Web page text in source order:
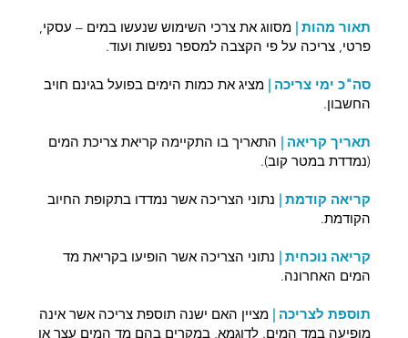
תאור מהות |מסווג את צרכי השימוש שנעשו במים – עסקי,
פרטי, צריכה על פי הקצבה למספר נפשות ועוד.
סה"כ ימי צריכה |מציג את כמות הימים בפועל בגינם חויב
החשבון.
תאריך קריאה | התאריך בו התקיימה קריאת צריכת המים
(נמדדת במטר קוב).
קריאה קודמת | נתוני הצריכה אשר נמדדו בתקופת החיוב
הקודמת.
קריאה נוכחית | נתוני הצריכה אשר הופיעו בקריאת מד
המים האחרונה.
תוספת לצריכה |מציין האם ישנה תוספת צריכה אשר אינה
מופיעה במד המים. לדוגמא, במקרים בהם מד המים עצר או